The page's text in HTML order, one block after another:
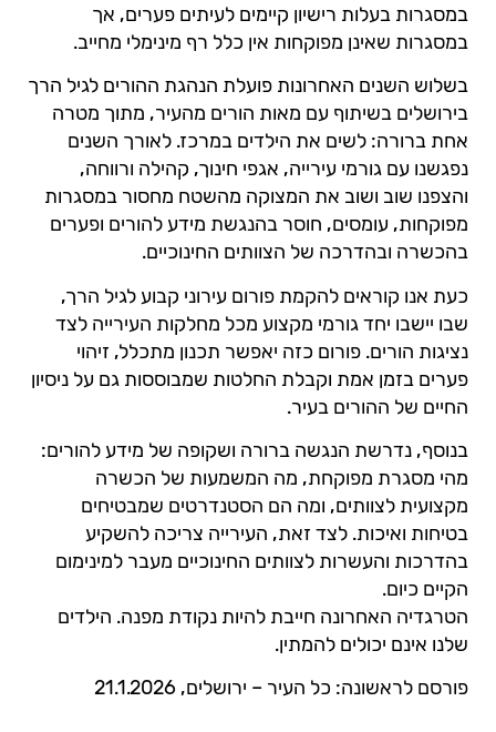
במסגרות בעלות רישיון קיימים לעיתים פערים, אך
במסגרות שאינן מפוקחות אין כלל רף מינימלי מחייב.
בשלוש השנים האחרונות פועלת הנהגת ההורים לגיל הרך
בירושלים בשיתוף עם מאות הורים מהעיר, מתוך מטרה
אחת ברורה: לשים את הילדים במרכז. לאורך השנים
נפגשנו עם גורמי עירייה, אגפי חינוך, קהילה ורווחה,
והצפנו שוב ושוב את המצוקה מהשטח מחסור במסגרות
מפוקחות, עומסים, חוסר בהנגשת מידע להורים ופערים
בהכשרה ובהדרכה של הצוותים החינוכיים.
כעת אנו קוראים להקמת פורום עירוני קבוע לגיל הרך,
שבו יישבו יחד גורמי מקצוע מכל מחלקות העירייה לצד
נציגות הורים. פורום כזה יאפשר תכנון מתכלל, זיהוי
פערים בזמן אמת וקבלת החלטות שמבוססות גם על ניסיון
החיים של ההורים בעיר.
בנוסף, נדרשת הנגשה ברורה ושקופה של מידע להורים:
מהי מסגרת מפוקחת, מה המשמעות של הכשרה
מקצועית לצוותים, ומה הם הסטנדרטים שמבטיחים
בטיחות ואיכות. לצד זאת, העירייה צריכה להשקיע
בהדרכות והעשרות לצוותים החינוכיים מעבר למינימום
הקיים כיום.
הטרגדיה האחרונה חייבת להיות נקודת מפנה. הילדים
שלנו אינם יכולים להמתין.
פורסם לראשונה: כל העיר – ירושלים, 21.1.2026